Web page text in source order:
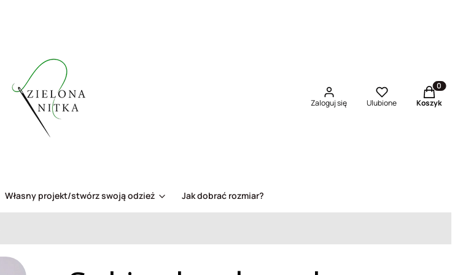
Zaloguj się Ulubione
Produkty
Koszyk
Własny projekt/stwórz swoją odzież Jak dobrać rozmiar?